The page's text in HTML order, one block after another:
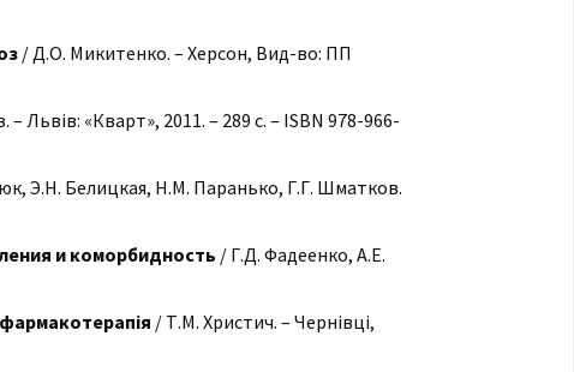
/ Д.О. Микитенко. – Херсон, Вид-во: ПП
Львів: «Кварт», 2011. – 289 с. – ISBN 978-966-
Э.Н. Белицкая, Н.М. Паранько, Г.Г. Шматков.
и коморбидность / Г.Д. Фадеенко, А.Е.
фармакотерапія / Т.М. Христич. – Чернівці,